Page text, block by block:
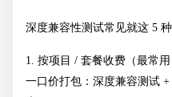
深度兼容性测试常见就这 5 种
1. 按项目 / 套餐收费（最常用
一口价打包：深度兼容测试